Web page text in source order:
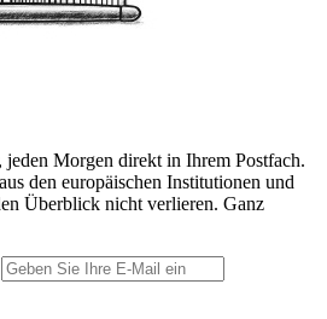
Morgen direkt in Ihrem Postfach.
den europäischen Institutionen und
Überblick nicht verlieren. Ganz